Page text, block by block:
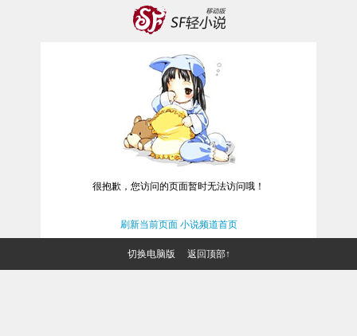
很抱歉，您访问的页面暂时无法访问哦！
刷新当前页面 小说频道首页
切换电脑版 返回顶部↑